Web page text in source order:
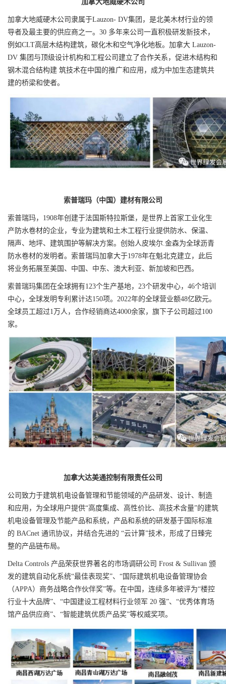
加拿大地威硬木公司
加拿大地威硬木公司隶属于Lauzon- DV集团，是北美木材行业的领
导者及最主要的供应商之一。30 多年来公司一直积极研发新技术，
例如CLT高层木结构建筑，碳化木和空气净化地板。加拿大 Lauzon-
DV 集团与顶级设计机构和工程公司建立了合作关系，促进木结构和
钢木混合结构建 筑技术在中国的推广和应用，成为中加生态建筑共
建的桥梁和使者。
索普瑞玛（中国）建材有限公司
索普瑞玛，1908年创建于法国斯特拉斯堡，是世界上首家工业化生
产防水卷材的企业，专业为建筑和土木工程行业提供防水、保温、
隔声、地坪、建筑围护等解决方案。创始人皮埃尔.金森为全球沥青
防水卷材的发明者。索普瑞玛加拿大于1978年在魁北克建立，此后
将业务拓展至美国、中国、中东、澳大利亚、新加坡和巴西。
索普瑞玛集团在全球拥有123个生产基地，23个研发中心，46个培训
中心，全球发明专利累计达150项。2022年的全球营业额48亿欧元。
全球员工超过1万人，合作经销商达4000余家，旗下子公司超过100
家。
加拿大达美通控制有限责任公司
公司致力于建筑机电设备管理和节能领域的产品研发、设计、制造
和应用，为全球用户提供“高度集成、高性价比、高技术含量”的建筑
机电设备管理及节能产品和系统，产品和系统的研发基于国际标准
的 BACnet 通讯协议，并结合先进的 “云计算”技术，形成了日臻完
整的产品链布局。
Delta Controls 产品荣获世界著名的市场调研公司 Frost & Sullivan 颁
发的建筑自动化系统“最佳表现奖”、“国际建筑机电设备管理协会
（APPA）商务战略合作伙伴奖”等。在中国，连续多年被评为“楼控
行业十大品牌”、“中国建设工程材料行业领军 20 强”、“优秀体育场
馆产品供应商”、“智能建筑优质产品奖”等权威奖项。